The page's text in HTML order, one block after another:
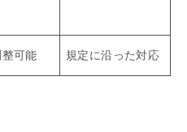
可能 規定に沿った対応